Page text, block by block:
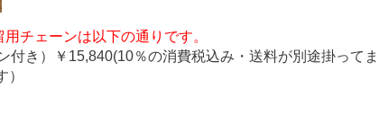
チェーンは以下の通りです。
付き）￥15,840(10％の消費税込み・送料が別途掛ってま